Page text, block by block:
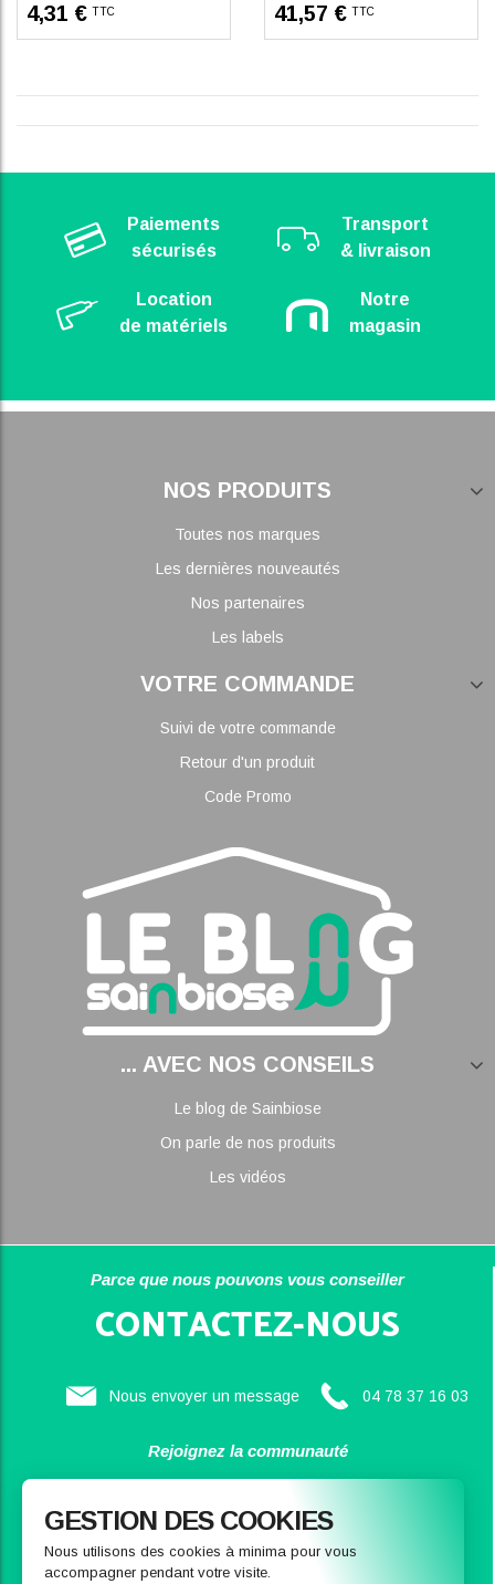
4,31 € TTC 41,57 € TTC
Paiements
sécurisés
Transport
& livraison
Location
de matériels
Notre
magasin
NOS PRODUITS
Toutes nos marques
Les dernières nouveautés
Nos partenaires
Les labels
VOTRE COMMANDE
Suivi de votre commande
Retour d'un produit
Code Promo
... AVEC NOS CONSEILS
Le blog de Sainbiose
On parle de nos produits
Les vidéos
Parce que nous pouvons vous conseiller
CONTACTEZ-NOUS
Nous envoyer un message 04 78 37 16 03
Rejoignez la communauté
SAINBIOSE
GESTION DES COOKIES
Nous utilisons des cookies à minima pour vous
accompagner pendant votre visite.